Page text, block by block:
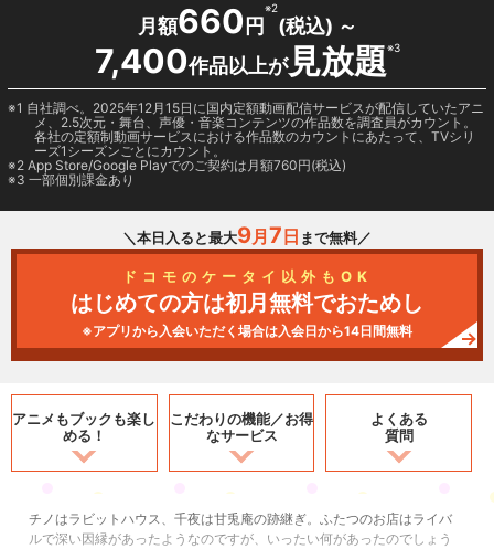
月額660 円
※2
(税込) ～
7,400作品以上が見放題※3
1 自社調べ。2025年12月15日に国内定額動画配信サービスが配信していたアニ
メ、2.5次元・舞台、声優・音楽コンテンツの作品数を調査員がカウント。
各社の定額制動画サービスにおける作品数のカウントにあたって、TVシリ
ーズ1シーズンごとにカウント。
2 App Store/Google Playでのご契約は月額760円(税込)
3 一部個別課金あり
＼本日入ると最大9月 7 日 まで無料／
ドコモのケータイ以外もOK
はじめての方は初月無料でおためし
※アプリから入会いただく場合は入会日から14日間無料
アニメもブックも楽し
める！
こだわりの機能／お得
なサービス
よくある
質問
チノはラビットハウス、千夜は甘兎庵の跡継ぎ。ふたつのお店はライバ
ルで深い因縁があったようなのですが、いったい何があったのでしょう